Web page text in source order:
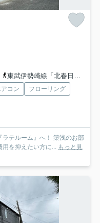
東武伊勢崎線「北春日部」駅 徒歩18分
アコン
フローリング
ラテルーム』へ！ 築浅のお部
用を抑えたい方に... もっと見